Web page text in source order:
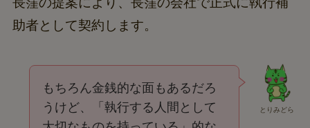
助者として契約します。
とりみどら
もちろん金銭的な面もあるだろ
うけど、「執行する人間として